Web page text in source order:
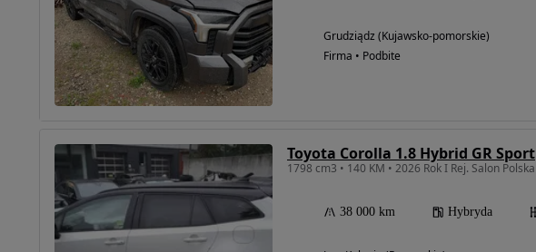
Grudziądz (Kujawsko-pomorskie)
Firma • Podbite
Toyota Corolla 1.8 Hybrid GR Sport
1798 cm3 • 140 KM • 2026 Rok I Rej. Salon Polska
38 000 km Hybryda